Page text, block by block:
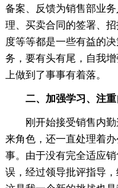
备案、反馈为销售部业
理、买卖合同的签署、
度等等都是一些有益的
务，要有头有尾，自我
上做到了事事有着落。
二、加强学习、注
刚开始接受销售内勤
来角色，还一直处理着
事。由于没有完全适应
误，经过领导批评指导